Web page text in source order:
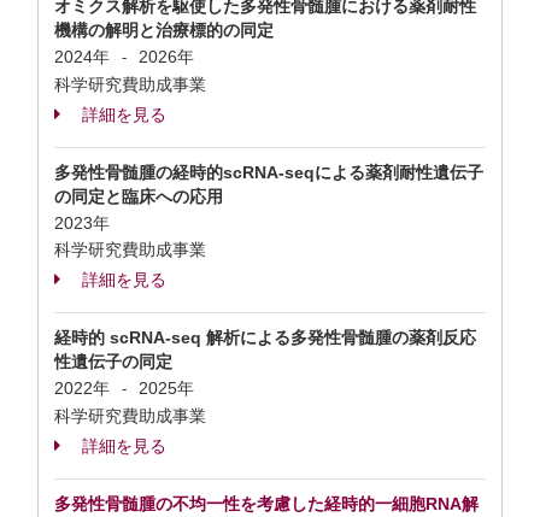
オミクス解析を駆使した多発性骨髄腫における薬剤耐性
機構の解明と治療標的の同定
2024年
-
2026年
科学研究費助成事業
詳細を見る
多発性骨髄腫の経時的scRNA-seqによる薬剤耐性遺伝子
の同定と臨床への応用
2023年
科学研究費助成事業
詳細を見る
経時的 scRNA-seq 解析による多発性骨髄腫の薬剤反応
性遺伝子の同定
2022年
-
2025年
科学研究費助成事業
詳細を見る
多発性骨髄腫の不均一性を考慮した経時的一細胞RNA解